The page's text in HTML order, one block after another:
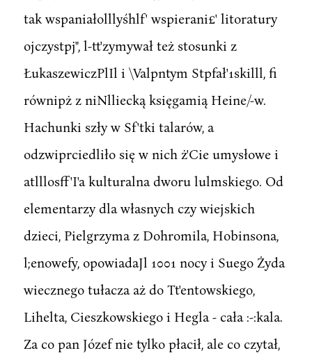
tak wspaniałolllyśhlf' wspierani£' litoratury
ojczystpj", l-tt'zymywał też stosunki z
ŁukaszewiczPlIl i \Valpntym Stpfał'1skilll, fi
równipż z niNlliecką księgamią Heine/-w.
Hachunki szły w Sf'tki talarów, a
odzwiprciedliło się w nich ż'Cie umysłowe i
atlllosff'I'a kulturalna dworu lulmskiego. Od
elementarzy dla własnych czy wiejskich
dzieci, Pielgrzyma z Dohromila, Hobinsona,
l;enowefy, opowiadaJl 1001 nocy i Suego Żyda
wiecznego tułacza aż do Tt'entowskiego,
Lihelta, Cieszkowskiego i Hegla - cała :-:kala.
Za co pan Józef nie tylko płacił, ale co czytał,